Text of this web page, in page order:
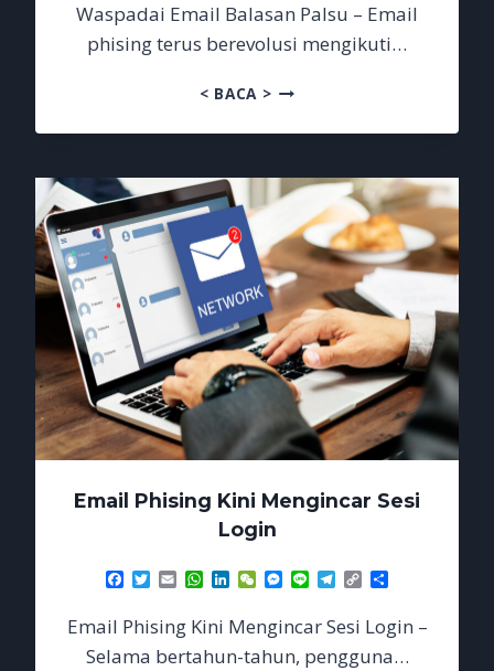
Waspadai Email Balasan Palsu – Email
phising terus berevolusi mengikuti…
< BACA >WASPADAI
BALASAN
Email Phising Kini Mengincar Sesi
Login
Facebook
TwitterEmailWhatsApp
LinkedIn
WeChatMessenger
Line Telegram
Copy
Link
Email Phising Kini Mengincar Sesi Login –
Selama bertahun-tahun, pengguna…